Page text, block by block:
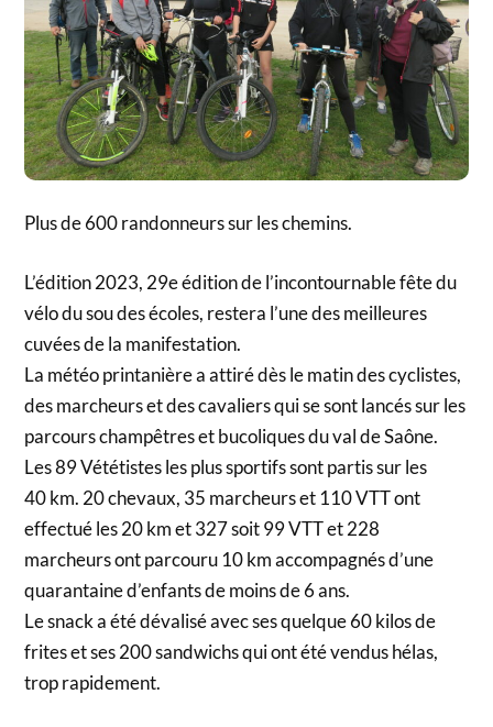
Plus de 600 randonneurs sur les chemins.
L’édition 2023, 29e édition de l’incontournable fête du
vélo du sou des écoles, restera l’une des meilleures
cuvées de la manifestation.
La météo printanière a attiré dès le matin des cyclistes,
des marcheurs et des cavaliers qui se sont lancés sur les
parcours champêtres et bucoliques du val de Saône.
Les 89 Vététistes les plus sportifs sont partis sur les
40 km. 20 chevaux, 35 marcheurs et 110 VTT ont
effectué les 20 km et 327 soit 99 VTT et 228
marcheurs ont parcouru 10 km accompagnés d’une
quarantaine d’enfants de moins de 6 ans.
Le snack a été dévalisé avec ses quelque 60 kilos de
frites et ses 200 sandwichs qui ont été vendus hélas,
trop rapidement.